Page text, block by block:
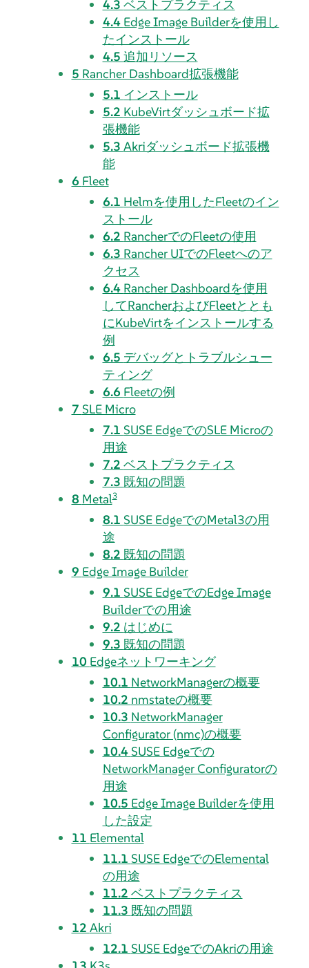
4.3 ベストプラクティス
4.4 Edge Image Builderを使用し
たインストール
4.5 追加リソース
5 Rancher Dashboard拡張機能
5.1 インストール
5.2 KubeVirtダッシュボード拡
張機能
5.3 Akriダッシュボード拡張機
能
6 Fleet
6.1 Helmを使用したFleetのイン
ストール
6.2 RancherでのFleetの使用
6.3 Rancher UIでのFleetへのア
クセス
6.4 Rancher Dashboardを使用
してRancherおよびFleetととも
にKubeVirtをインストールする
例
6.5 デバッグとトラブルシュー
ティング
6.6 Fleetの例
7 SLE Micro
7.1 SUSE EdgeでのSLE Microの
用途
7.2 ベストプラクティス
7.3 既知の問題
8 Metal3
8.1 SUSE EdgeでのMetal3の用
途
8.2 既知の問題
9 Edge Image Builder
9.1 SUSE EdgeでのEdge Image
Builderでの用途
9.2 はじめに
9.3 既知の問題
10 Edgeネットワーキング
10.1 NetworkManagerの概要
10.2 nmstateの概要
10.3 NetworkManager
Configurator (nmc)の概要
10.4SUSE Edgeでの
NetworkManager Configuratorの
用途
10.5 Edge Image Builderを使用
した設定
11 Elemental
11.1 SUSE EdgeでのElemental
の用途
11.2 ベストプラクティス
11.3 既知の問題
12 Akri
12.1 SUSE EdgeでのAkriの用途